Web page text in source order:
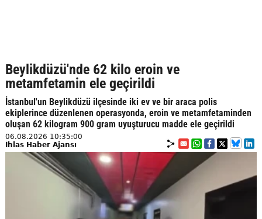
Beylikdüzü'nde 62 kilo eroin ve
metamfetamin ele geçirildi
İstanbul'un Beylikdüzü ilçesinde iki ev ve bir araca polis
ekiplerince düzenlenen operasyonda, eroin ve metamfetaminden
oluşan 62 kilogram 900 gram uyuşturucu madde ele geçirildi
06.08.2026 10:35:00
İhlas Haber Ajansı